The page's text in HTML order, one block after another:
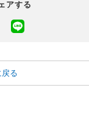
アする
Facebook
る